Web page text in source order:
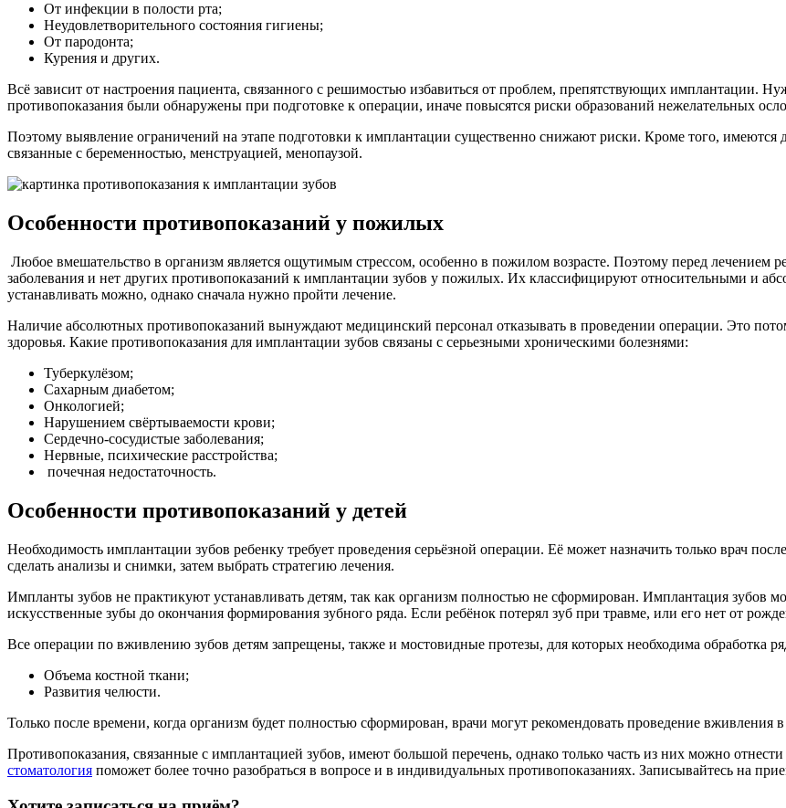
От инфекции в полости рта;
Неудовлетворительного состояния гигиены;
От пародонта;
Курения и других.
Всё зависит от настроения пациента, связанного с решимостью избавиться от проблем, препятствующих имплантации.
противопоказания были обнаружены при подготовке к операции, иначе повысятся риски образований нежелательных
Поэтому выявление ограничений на этапе подготовки к имплантации существенно снижают риски. Кроме того,
связанные с беременностью, менструацией, менопаузой.
Особенности противопоказаний у пожилых
Любое вмешательство в организм является ощутимым стрессом, особенно в пожилом возрасте. Поэтому перед лечением
заболевания и нет других противопоказаний к имплантации зубов у пожилых. Их классифицируют относительными и
устанавливать можно, однако сначала нужно пройти лечение.
Наличие абсолютных противопоказаний вынуждают медицинский персонал отказывать в проведении операции. Это
здоровья. Какие противопоказания для имплантации зубов связаны с серьезными хроническими болезнями:
Туберкулёзом;
Сахарным диабетом;
Онкологией;
Нарушением свёртываемости крови;
Сердечно-сосудистые заболевания;
Нервные, психические расстройства;
почечная недостаточность.
Особенности противопоказаний у детей
Необходимость имплантации зубов ребенку требует проведения серьёзной операции. Её может назначить только врач
сделать анализы и снимки, затем выбрать стратегию лечения.
Импланты зубов не практикуют устанавливать детям, так как организм полностью не сформирован. Имплантация зубов
искусственные зубы до окончания формирования зубного ряда. Если ребёнок потерял зуб при травме, или его нет от
Все операции по вживлению зубов детям запрещены, также и мостовидные протезы, для которых необходима обработка
Объема костной ткани;
Развития челюсти.
Только после времени, когда организм будет полностью сформирован, врачи могут рекомендовать проведение вживления
Противопоказания, связанные с имплантацией зубов, имеют большой перечень, однако только часть из них можно
стоматология поможет более точно разобраться в вопросе и в индивидуальных противопоказаниях. Записывайтесь на